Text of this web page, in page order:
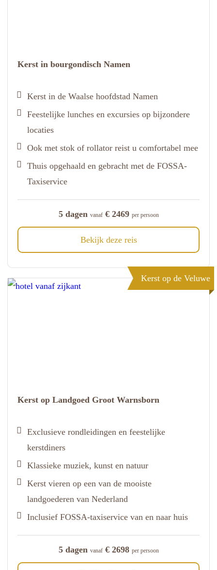
Kerst in bourgondisch Namen
Kerst in de Waalse hoofdstad Namen
Feestelijke lunches en excursies op bijzondere
locaties
Ook met stok of rollator reist u comfortabel mee
Thuis opgehaald en gebracht met de FOSSA-
Taxiservice
5 dagen vanaf€ 2469 per persoon
Bekijk deze reis
Kerst op de Veluwe
Kerst op Landgoed Groot Warnsborn
Exclusieve rondleidingen en feestelijke
kerstdiners
Klassieke muziek, kunst en natuur
Kerst vieren op een van de mooiste
landgoederen van Nederland
Inclusief FOSSA-taxiservice van en naar huis
5 dagen vanaf€ 2698 per persoon